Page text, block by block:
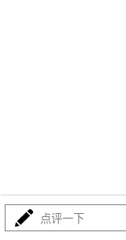
点评一下